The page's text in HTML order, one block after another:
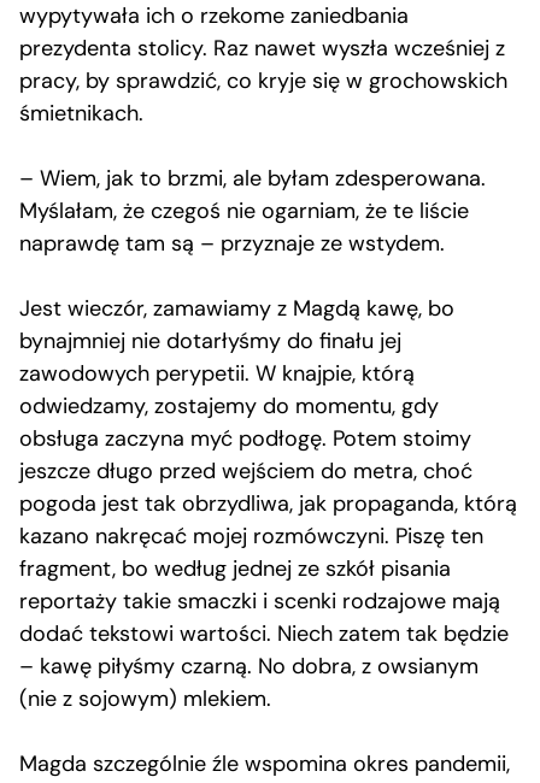
wypytywała ich o rzekome zaniedbania
prezydenta stolicy. Raz nawet wyszła wcześniej z
pracy, by sprawdzić, co kryje się w grochowskich
śmietnikach.
– Wiem, jak to brzmi, ale byłam zdesperowana.
Myślałam, że czegoś nie ogarniam, że te liście
naprawdę tam są – przyznaje ze wstydem.
Jest wieczór, zamawiamy z Magdą kawę, bo
bynajmniej nie dotarłyśmy do finału jej
zawodowych perypetii. W knajpie, którą
odwiedzamy, zostajemy do momentu, gdy
obsługa zaczyna myć podłogę. Potem stoimy
jeszcze długo przed wejściem do metra, choć
pogoda jest tak obrzydliwa, jak propaganda, którą
kazano nakręcać mojej rozmówczyni. Piszę ten
fragment, bo według jednej ze szkół pisania
reportaży takie smaczki i scenki rodzajowe mają
dodać tekstowi wartości. Niech zatem tak będzie
– kawę piłyśmy czarną. No dobra, z owsianym
(nie z sojowym) mlekiem.
Magda szczególnie źle wspomina okres pandemii,